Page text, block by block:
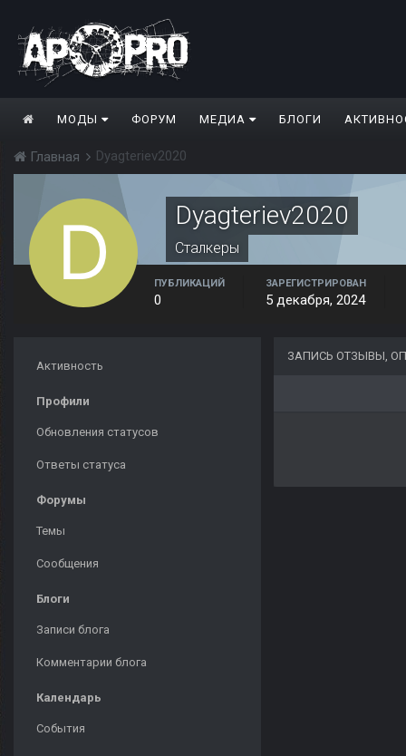
МОДЫ ФОРУМ МЕДИА БЛОГИ
Главная Dyagteriev2020
Dyagteriev2020
Сталкеры
ПУБЛИКАЦИЙ
0
ЗАРЕГИСТРИРОВАН
5 декабря, 2024
Активность
Профили
Обновления статусов
Ответы статуса
Форумы
Темы
Сообщения
Блоги
Записи блога
Комментарии блога
Календарь
События
ЗАПИСЬ ОТЗЫВЫ,